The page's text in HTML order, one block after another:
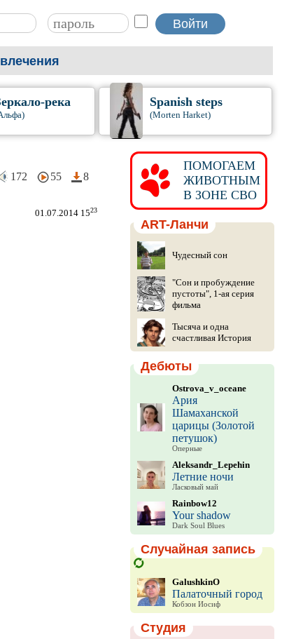
река Spanish steps
(Morten Harket)
172 55 8
01.07.2014 1523
ПОМОГАЕМ
ЖИВОТНЫМ
В ЗОНЕ СВО
ART-Ланчи
Чудесный сон
"Сон и пробуждение
пустоты", 1-ая серия
фильма
Тысяча и одна
счастливая История
Дебюты
Ostrova_v_oceane
Ария
Шамаханской
царицы (Золотой
петушок)
Оперные
Aleksandr_Lepehin
Летние ночи
Ласковый май
Rainbow12
Your shadow
Dark Soul Blues
Случайная запись
GalushkinO
Палаточный город
Кобзон Иосиф
Студия